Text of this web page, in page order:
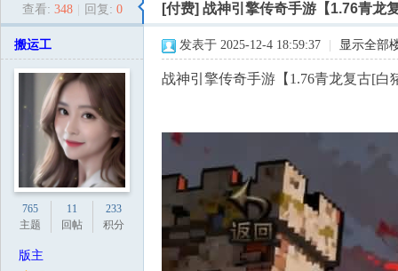
查看: 348 回复: 0 [付费] 战神引擎传奇手游【1.76青龙
搬运工
765
主题
11
回帖
233
积分
版主
发表于 2025-12-4 18:59:37 显示全部
战神引擎传奇手游【1.76青龙复古[白